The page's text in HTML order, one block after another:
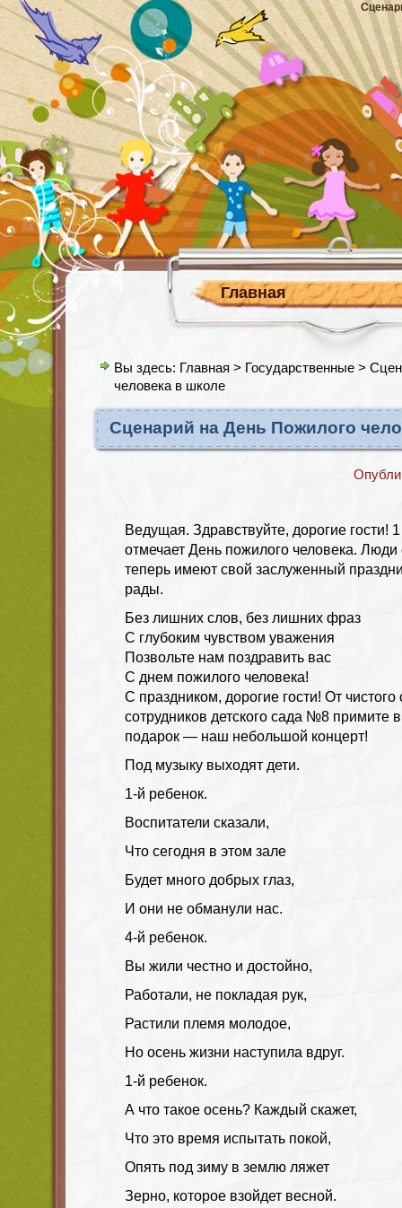
Главная
Вы здесь: Главная > Государственные >
человека в школе
Сценарий на День Пожилого
Ведущая. Здравствуйте, дорогие гости!
отмечает День пожилого человека.
теперь имеют свой заслуженный
рады.
Без лишних слов, без лишних фраз
С глубоким чувством уважения
Позвольте нам поздравить вас
С днем пожилого человека!
С праздником, дорогие гости! От чистого
сотрудников детского сада №8 примите
подарок — наш небольшой концерт!
Под музыку выходят дети.
1-й ребенок.
Воспитатели сказали,
Что сегодня в этом зале
Будет много добрых глаз,
И они не обманули нас.
4-й ребенок.
Вы жили честно и достойно,
Работали, не покладая рук,
Растили племя молодое,
Но осень жизни наступила вдруг.
1-й ребенок.
А что такое осень? Каждый скажет,
Что это время испытать покой,
Опять под зиму в землю ляжет
Зерно, которое взойдет весной.